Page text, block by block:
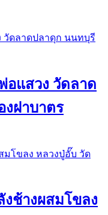
อแสวง วัดลาด
งฝาบาตร
ช้างผสมโขลง